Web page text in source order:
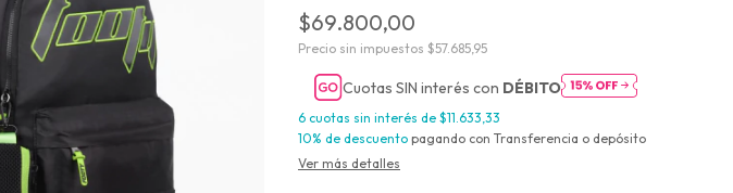
$69.800,00
Precio sin impuestos $57.685,95
Cuotas SIN interés con DÉBITO
6 cuotas sin interés de $11.633,33
10% de descuento pagando con Transferencia o depósito
Ver más detalles